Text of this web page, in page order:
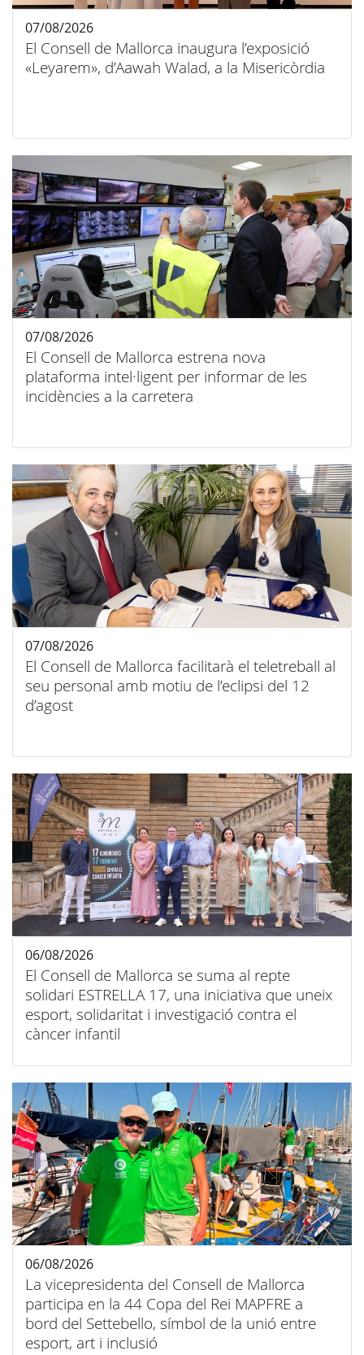
El Consell de Mallorca inaugura l’exposició
«Leyarem», d’Aawah Walad, a la Misericòrdia
07/08/2026
El Consell de Mallorca estrena nova
plataforma intel·ligent per informar de les
incidències a la carretera
07/08/2026
El Consell de Mallorca facilitarà el teletreball al
seu personal amb motiu de l’eclipsi del 12
d’agost
07/08/2026
El Consell de Mallorca se suma al repte
solidari ESTRELLA 17, una iniciativa que uneix
esport, solidaritat i investigació contra el
càncer infantil
06/08/2026
La vicepresidenta del Consell de Mallorca
participa en la 44 Copa del Rei MAPFRE a
bord del Settebello, símbol de la unió entre
esport, art i inclusió
06/08/2026